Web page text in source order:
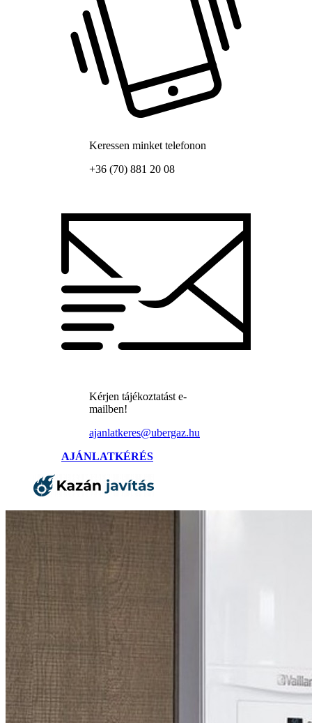
Keressen minket telefonon
+36 (70) 881 20 08
Kérjen tájékoztatást e-
mailben!
ajanlatkeres@ubergaz.hu
AJÁNLATKÉRÉS